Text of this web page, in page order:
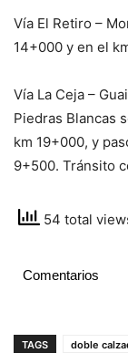
Vía El Retiro –
14+000 y en el
Vía La Ceja –
Piedras Blancas
km 19+000, y
9+500. Tránsito
54 total
Comentarios
TAGS doble